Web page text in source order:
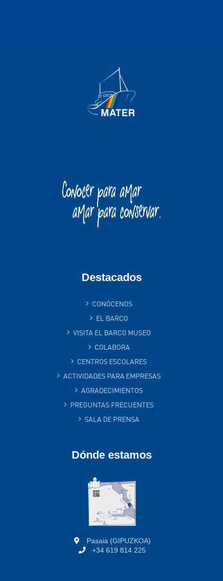
Destacados
CONÓCENOS
EL BARCO
VISITA EL BARCO MUSEO
COLABORA
CENTROS ESCOLARES
ACTIVIDADES PARA EMPRESAS
AGRADECIMIENTOS
PREGUNTAS FRECUENTES
SALA DE PRENSA
Dónde estamos
Pasaia (GIPUZKOA)
+34 619 814 225